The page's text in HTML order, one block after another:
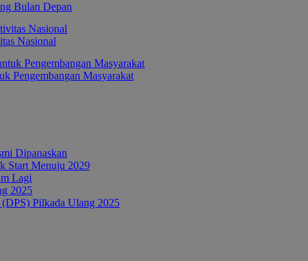
Bulan Depan
Nasional
Pengembangan Masyarakat
Dipanaskan
Start Menuju 2029
Lagi
2025
Pilkada Ulang 2025